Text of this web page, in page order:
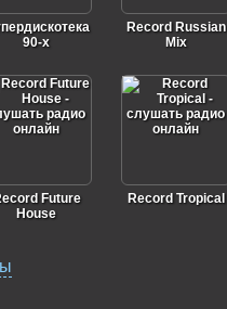
90-х
Record Russian
Mix
Future
House
Record Tropical